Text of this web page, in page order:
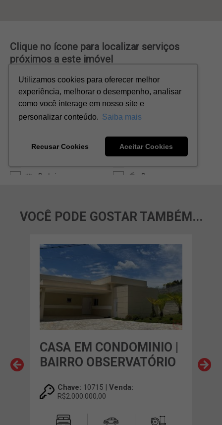
VOCÊ PODE GOSTAR TAMBÉM...
CASA EM CONDOMINIO |
BAIRRO OBSERVATÓRIO
Chave: 10715 | Venda:
R$2.000.000,00